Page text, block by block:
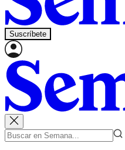
Suscríbete